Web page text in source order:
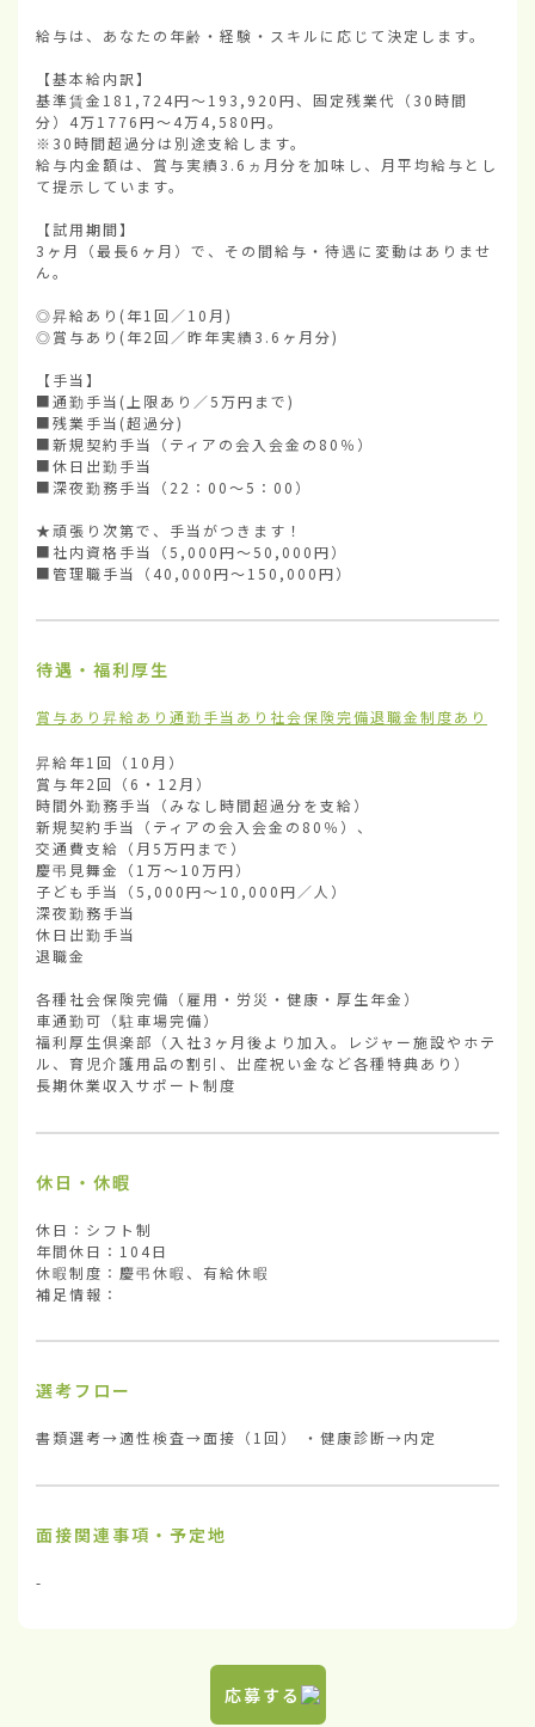
給与は、あなたの年齢・経験・スキルに応じて決定します。
【基本給内訳】
基準賃金181,724円〜193,920円、固定残業代（30時間
分）4万1776円〜4万4,580円。
※30時間超過分は別途支給します。
給与内金額は、賞与実績3.6ヵ月分を加味し、月平均給与とし
て提示しています。
【試用期間】
3ヶ月（最長6ヶ月）で、その間給与・待遇に変動はありませ
ん。
◎昇給あり(年1回／10月)
◎賞与あり(年2回／昨年実績3.6ヶ月分)
【手当】
■通勤手当(上限あり／5万円まで)
■残業手当(超過分)
■新規契約手当（ティアの会入会金の80％）
■休日出勤手当
■深夜勤務手当（22：00〜5：00）
★頑張り次第で、手当がつきます！
■社内資格手当（5,000円〜50,000円）
■管理職手当（40,000円〜150,000円）
待遇・福利厚生
賞与あり 昇給あり 通勤手当あり 社会保険完備退職金制度あり
昇給年1回（10月）
賞与年2回（6・12月）
時間外勤務手当（みなし時間超過分を支給）
新規契約手当（ティアの会入会金の80％）、
交通費支給（月5万円まで）
慶弔見舞金（1万〜10万円）
子ども手当（5,000円〜10,000円／人）
深夜勤務手当
休日出勤手当
退職金
各種社会保険完備（雇用・労災・健康・厚生年金）
車通勤可（駐車場完備）
福利厚生倶楽部（入社3ヶ月後より加入。レジャー施設やホテ
ル、育児介護用品の割引、出産祝い金など各種特典あり）
長期休業収入サポート制度
休日・休暇
休日：シフト制
年間休日：104日
休暇制度：慶弔休暇、有給休暇
補足情報：
選考フロー
書類選考→適性検査→面接（1回） ・健康診断→内定
面接関連事項・予定地
-
応募する